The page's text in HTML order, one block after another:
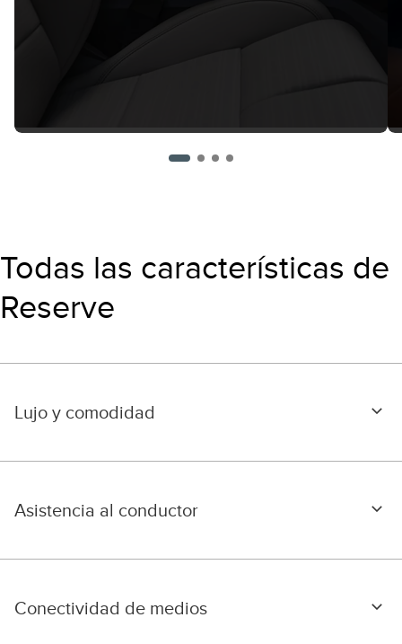
Todas las características de
Reserve
Lujo y comodidad
Asistencia al conductor
Conectividad de medios